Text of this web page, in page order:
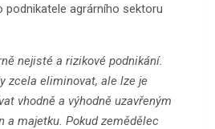
podnikatele agrárního sektoru
nejisté a rizikové podnikání.
zcela eliminovat, ale lze je
vhodně a výhodně uzavřeným
a majetku. Pokud zemědělec